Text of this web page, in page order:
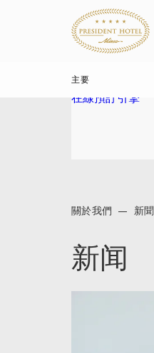
主要
在線預訂引擎
關於我們 新聞
新闻